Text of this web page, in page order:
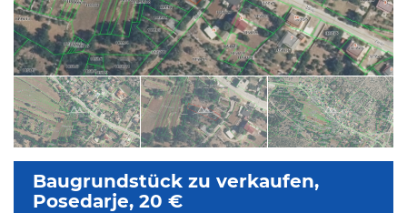
Baugrundstück zu verkaufen,
Posedarje, 20 €